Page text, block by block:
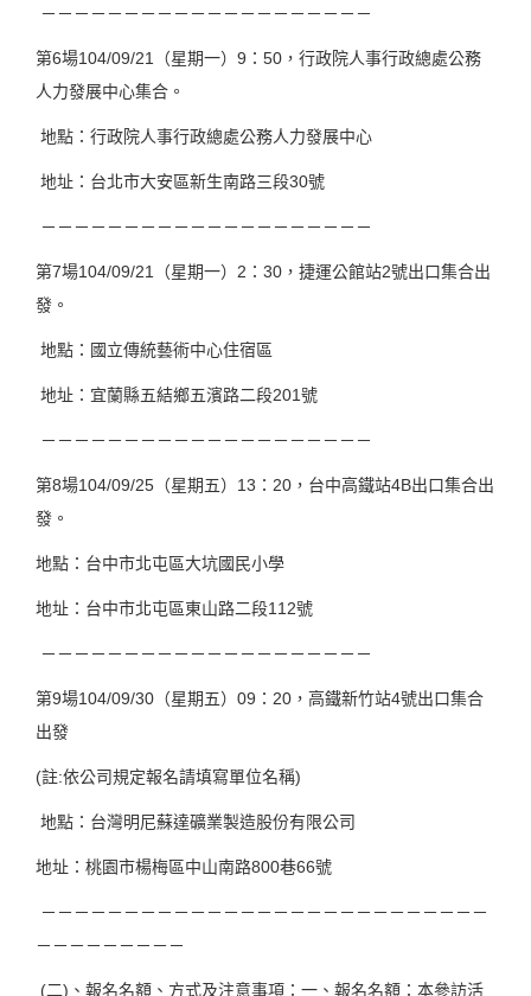
－－－－－－－－－－－－－－－－－－－－
第6場104/09/21（星期一）9：50，行政院人事行政總處公務
人力發展中心集合。
地點：行政院人事行政總處公務人力發展中心
地址：台北市大安區新生南路三段30號
－－－－－－－－－－－－－－－－－－－－
第7場104/09/21（星期一）2：30，捷運公館站2號出口集合出
發。
地點：國立傳統藝術中心住宿區
地址：宜蘭縣五結鄉五濱路二段201號
－－－－－－－－－－－－－－－－－－－－
第8場104/09/25（星期五）13：20，台中高鐵站4B出口集合出
發。
地點：台中市北屯區大坑國民小學
地址：台中市北屯區東山路二段112號
－－－－－－－－－－－－－－－－－－－－
第9場104/09/30（星期五）09：20，高鐵新竹站4號出口集合
出發
(註:依公司規定報名請填寫單位名稱)
地點：台灣明尼蘇達礦業製造股份有限公司
地址：桃園市楊梅區中山南路800巷66號
－－－－－－－－－－－－－－－－－－－－－－－－－－－
－－－－－－－－－
(二)、報名名額、方式及注意事項：一、報名名額：本參訪活